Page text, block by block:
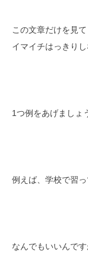
この文章だけを見
イマイチはっきりし
1つ例をあげましょ
例えば、学校で習
なんでもいいんで